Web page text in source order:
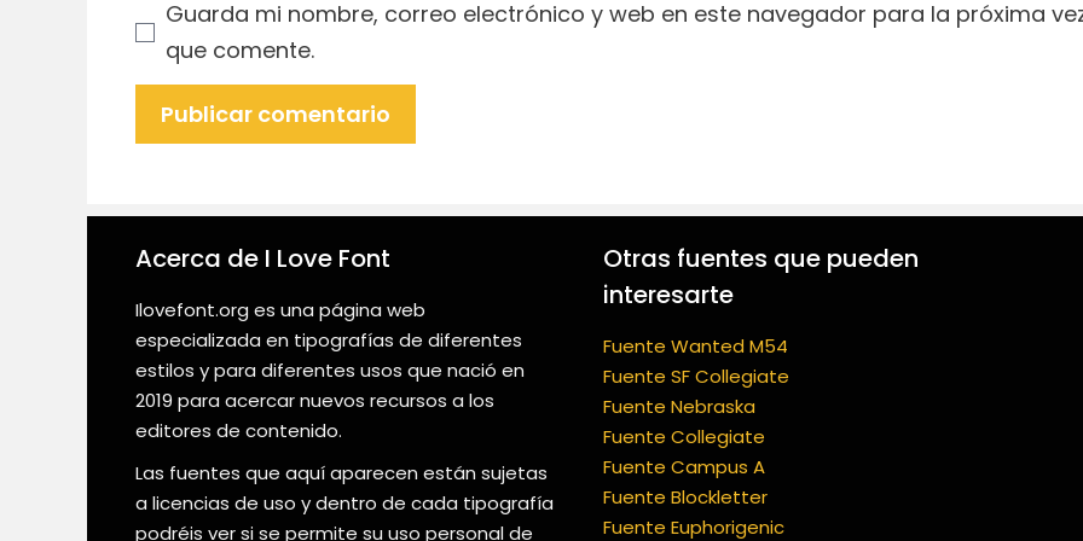
Guarda mi nombre, correo electrónico y web en este navegador para la próxima
que comente.
Acerca de I Love Font
Ilovefont.org es una página web
especializada en tipografías de diferentes
estilos y para diferentes usos que nació en
2019 para acercar nuevos recursos a los
editores de contenido.
Las fuentes que aquí aparecen están sujetas
a licencias de uso y dentro de cada tipografía
podréis ver si se permite su uso personal de
Otras fuentes que pueden
interesarte
Fuente Wanted M54
Fuente SF Collegiate
Fuente Nebraska
Fuente Collegiate
Fuente Campus A
Fuente Blockletter
Fuente Euphorigenic